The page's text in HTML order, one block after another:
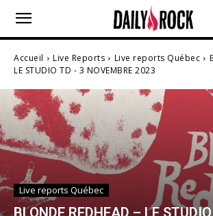
Accueil Live Reports Live reports Québec
LE STUDIO TD - 3 NOVEMBRE 2023
Live reports Québec